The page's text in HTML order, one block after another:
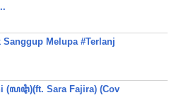
Sanggup Melupa #Terlanj
(ꦭꦛꦶ)(ft. Sara Fajira) (Cov